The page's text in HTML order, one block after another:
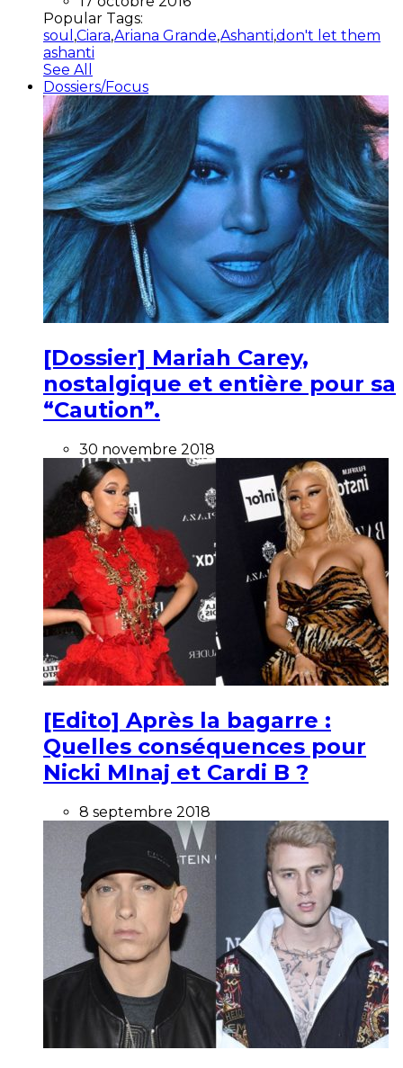
Popular Tags:
soul ,Ciara,Ariana Grande,Ashanti,don't let them
ashanti
See All
Dossiers/Focus
[Dossier] Mariah Carey,
nostalgique et entière pour sa
“Caution”.
30 novembre 2018
[Edito] Après la bagarre :
Quelles conséquences pour
Nicki MInaj et Cardi B ?
8 septembre 2018